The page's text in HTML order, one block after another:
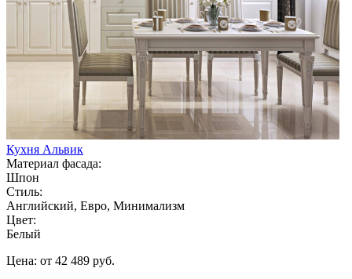
Кухня Альвик
Материал фасада:
Шпон
Стиль:
Английский, Евро, Минимализм
Цвет:
Белый
Цена: от 42 489 руб.